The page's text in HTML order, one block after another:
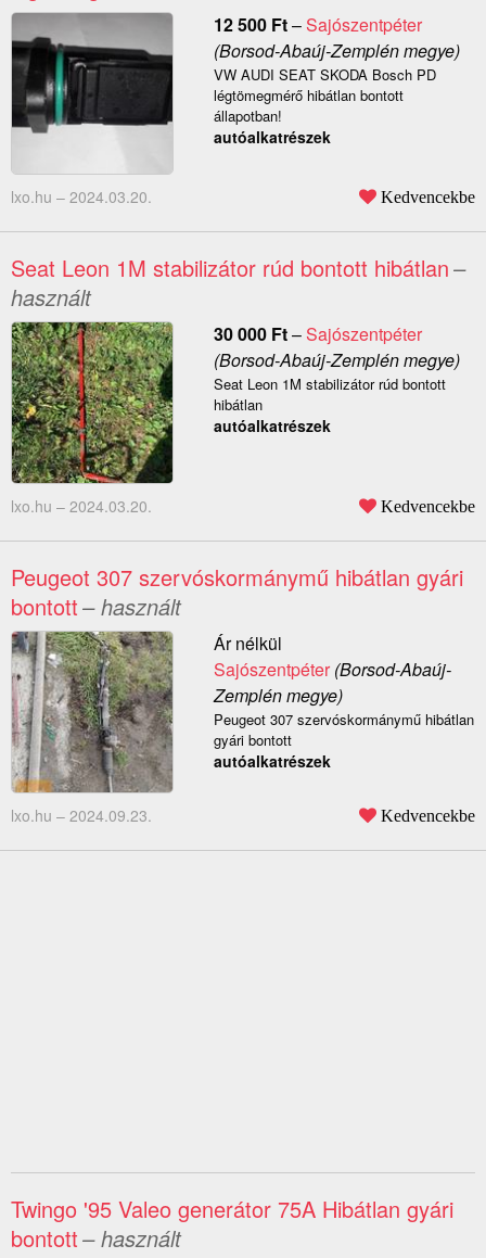
12 500 Ft–Sajószentpéter
(Borsod-Abaúj-Zemplén megye)
VW AUDI SEAT SKODA Bosch PD
légtömegmérő hibátlan bontott
állapotban!
autóalkatrészek
lxo.hu – 2024.03.20. Kedvencekbe
Seat Leon 1M stabilizátor rúd bontott hibátlan–
használt
30 000 Ft–Sajószentpéter
(Borsod-Abaúj-Zemplén megye)
Seat Leon 1M stabilizátor rúd bontott
hibátlan
autóalkatrészek
lxo.hu – 2024.03.20. Kedvencekbe
Peugeot 307 szervóskormánymű hibátlan gyári
bontott– használt
Ár nélkül
Sajószentpéter(Borsod-Abaúj-
Zemplén megye)
Peugeot 307 szervóskormánymű hibátlan
gyári bontott
autóalkatrészek
lxo.hu – 2024.09.23. Kedvencekbe
Twingo '95 Valeo generátor 75A Hibátlan gyári
bontott– használt